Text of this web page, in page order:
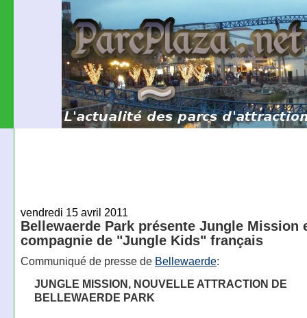
vendredi 15 avril 2011
Bellewaerde Park présente Jungle Mission
compagnie de "Jungle Kids" français
Communiqué de presse de Bellewaerde:
JUNGLE MISSION, NOUVELLE ATTRACTION DE
BELLEWAERDE PARK